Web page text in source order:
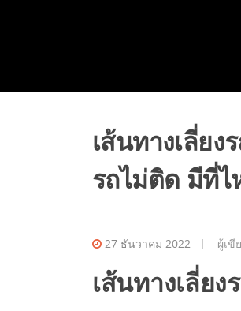
เส้นทางเลี่ย
รถไม่ติด มีที่ไ
27 ธันวาคม 2022 ผู้เขี
เส้นทางเลี่ย